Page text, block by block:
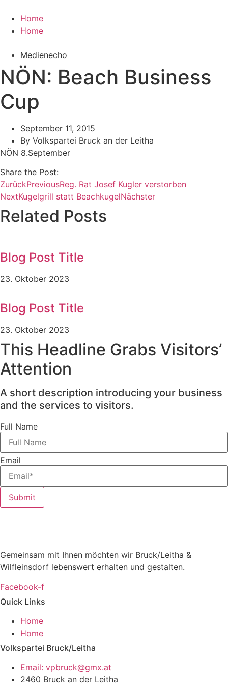
Inhalt
wechseln
Home
Home
Medienecho
NÖN: Beach Business
Cup
September 11, 2015
By Volkspartei Bruck an der Leitha
NÖN 8.September
Share the Post:
ZurückPreviousReg. Rat Josef Kugler verstorben
NextKugelgrill statt BeachkugelNächster
Related Posts
Blog Post Title
23. Oktober 2023
Blog Post Title
23. Oktober 2023
This Headline Grabs Visitors’
Attention
A short description introducing your business
and the services to visitors.
Full Name
Email
Submit
Gemeinsam mit Ihnen möchten wir Bruck/Leitha &
Wilfleinsdorf lebenswert erhalten und gestalten.
Facebook-f
Quick Links
Home
Home
Volkspartei Bruck/Leitha
Email: vpbruck@gmx.at
2460 Bruck an der Leitha